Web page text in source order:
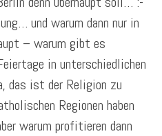
und warum dann nur in
– warum gibt es
in unterschiedlichen
das ist der Religion zu
Regionen haben
warum profitieren dann